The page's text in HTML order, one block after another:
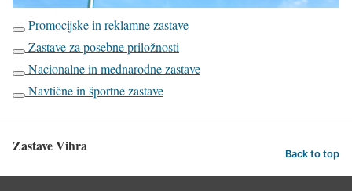
Promocijske in reklamne zastave
Zastave za posebne priložnosti
Nacionalne in mednarodne zastave
Navtične in športne zastave
Zastave Vihra Back to top